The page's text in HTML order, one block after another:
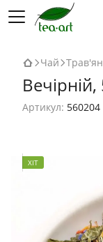
Чай
Вечірній,
Артикул: 560204
ХІТ